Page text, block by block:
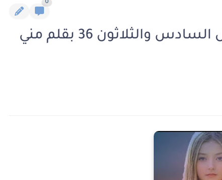
0
رواية زهور بنت سلسبيل الفصل السادس والثلاثون 36 بقلم مني